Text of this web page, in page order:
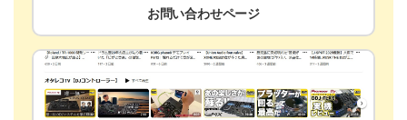
お問い合わせページ